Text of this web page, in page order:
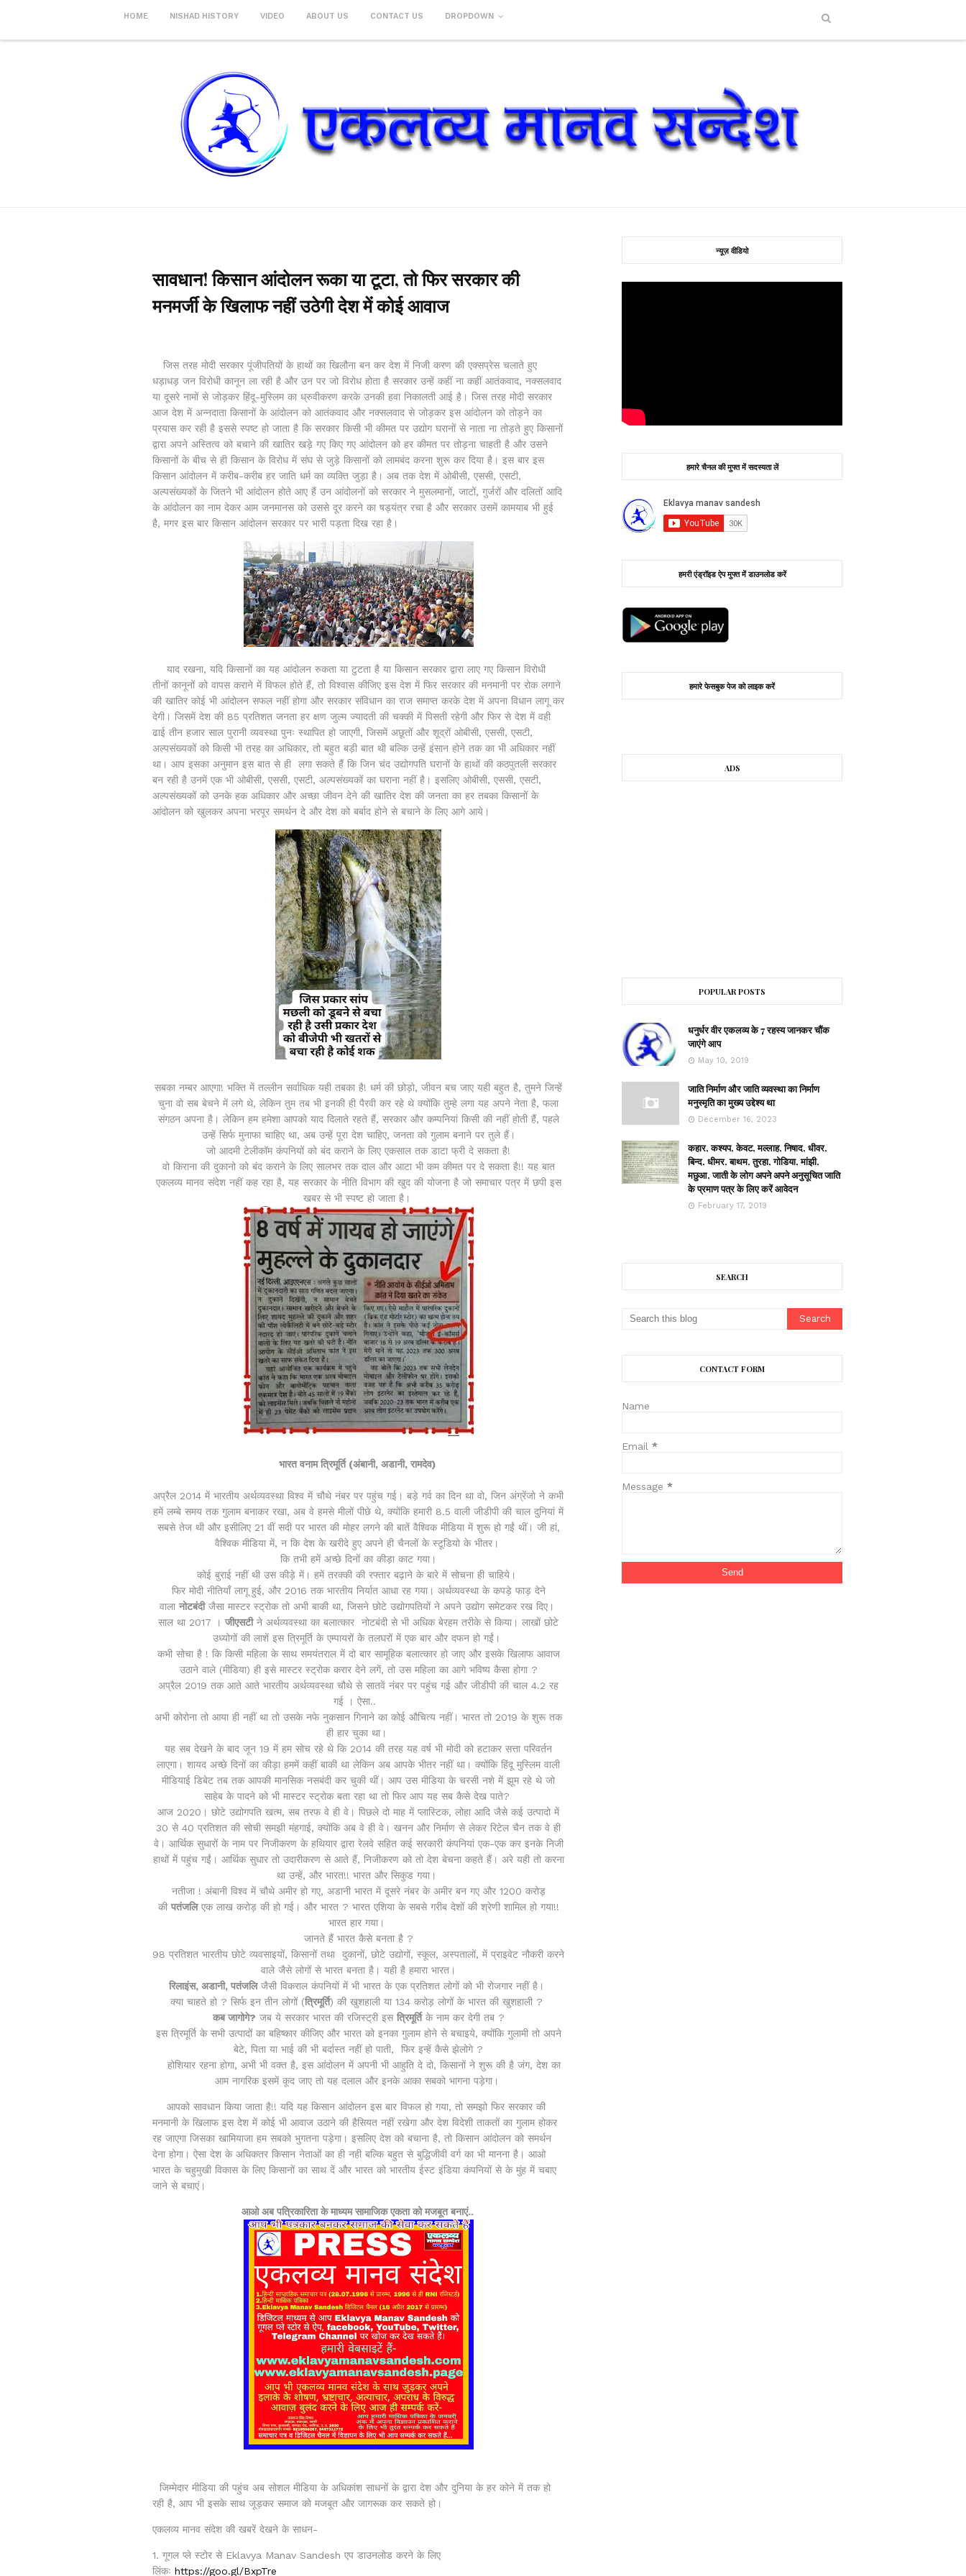
HOME NISHAD HISTORY VIDEO ABOUT US CONTACT US DROPDOWN
सावधान! किसान आंदोलन रूका या टूटा, तो फिर सरकार की
मनमर्जी के खिलाफ नहीं उठेगी देश में कोई आवाज
जिस तरह मोदी सरकार पूंजीपतियों के हाथों का खिलौना बन कर देश में निजी करण की एक्सप्रेस चलाते हुए
धड़ाधड़ जन विरोधी कानून ला रही है और उन पर जो विरोध होता है सरकार उन्हें कहीं ना कहीं आतंकवाद, नक्सलवाद
या दूसरे नामों से जोड़कर हिंदू-मुस्लिम का ध्रुवीकरण करके उनकी हवा निकालती आई है। जिस तरह मोदी सरकार
आज देश में अन्नदाता किसानों के आंदोलन को आतंकवाद और नक्सलवाद से जोड़कर इस आंदोलन को तोड़ने का
प्रयास कर रही है इससे स्पष्ट हो जाता है कि सरकार किसी भी कीमत पर उद्योग घरानों से नाता ना तोड़ते हुए किसानों
द्वारा अपने अस्तित्व को बचाने की खातिर खड़े गए किए गए आंदोलन को हर कीमत पर तोड़ना चाहती है और उसने
किसानों के बीच से ही किसान के विरोध में संघ से जुड़े किसानों को लामबंद करना शुरू कर दिया है। इस बार इस
किसान आंदोलन में करीब-करीब हर जाति धर्म का व्यक्ति जुड़ा है। अब तक देश में ओबीसी, एससी, एसटी,
अल्पसंख्यकों के जितने भी आंदोलन होते आए हैं उन आंदोलनों को सरकार ने मुसलमानों, जाटों, गुर्जरों और दलितों आदि
के आंदोलन का नाम देकर आम जनमानस को उससे दूर करने का षड्यंत्र रचा है और सरकार उसमें कामयाब भी हुई
है, मगर इस बार किसान आंदोलन सरकार पर भारी पड़ता दिख रहा है।
याद रखना, यदि किसानों का यह आंदोलन रुकता या टुटता है या किसान सरकार द्वारा लाए गए किसान विरोधी
तीनों कानूनों को वापस कराने में विफल होते हैं, तो विश्वास कीजिए इस देश में फिर सरकार की मनमानी पर रोक लगाने
की खातिर कोई भी आंदोलन सफल नहीं होगा और सरकार संविधान का राज समाप्त करके देश में अपना विधान लागू कर
देगी। जिसमें देश की 85 प्रतिशत जनता हर क्षण जुल्म ज्यादती की चक्की में पिसती रहेगी और फिर से देश में वही
ढाई तीन हजार साल पुरानी व्यवस्था पुनः स्थापित हो जाएगी, जिसमें अछूतों और शूद्रों ओबीसी, एससी, एसटी,
अल्पसंख्यकों को किसी भी तरह का अधिकार, तो बहुत बड़ी बात थी बल्कि उन्हें इंसान होने तक का भी अधिकार नहीं
था। आप इसका अनुमान इस बात से ही लगा सकते हैं कि जिन चंद उद्योगपति घरानों के हाथों की कठपुतली सरकार
बन रही है उनमें एक भी ओबीसी, एससी, एसटी, अल्पसंख्यकों का घराना नहीं है। इसलिए ओबीसी, एससी, एसटी,
अल्पसंख्यकों को उनके हक अधिकार और अच्छा जीवन देने की खातिर देश की जनता का हर तबका किसानों के
आंदोलन को खुलकर अपना भरपूर समर्थन दे और देश को बर्बाद होने से बचाने के लिए आगे आये।
सबका नम्बर आएगा! भक्ति में तल्लीन सर्वाधिक यही तबका है! धर्म की छोड़ो, जीवन बच जाए यही बहुत है, तुमने जिन्हें
चुना वो सब बेचने में लगे थे, लेकिन तुम तब भी इनकी ही पैरवी कर रहे थे क्योंकि तुम्हे लगा यह अपने नेता है, फला
संगठन अपना है। लेकिन हम हमेशा आपको याद दिलाते रहते हैं, सरकार और कम्पनियां किसी की नहीं होती हैं, पहले
उन्हें सिर्फ मुनाफा चाहिए था, अब उन्हें पूरा देश चाहिए, जनता को गुलाम बनाने पर तुले हैं।
जो आदमी टेलीकॉम कंपनियों को बंद कराने के लिए एकसाल तक डाटा फ्री दे सकता है!
वो किराना की दुकानो को बंद कराने के लिए सालभर तक दाल और आटा भी कम कीमत पर दे सकता है!! यह बात
एकलव्य मानव संदेश नहीं कह रहा है, यह सरकार के नीति विभाग की खुद की योजना है जो समाचार पत्र में छपी इस
खबर से भी स्पष्ट हो जाता है।
भारत वनाम त्रिमूर्ति (अंबानी, अडानी, रामदेव)
अप्रैल 2014 में भारतीय अर्थव्यवस्था विश्व में चौथे नंबर पर पहुंच गई। बड़े गर्व का दिन था वो, जिन अंग्रेंजो ने कभी
हमें लम्बे समय तक गुलाम बनाकर रखा, अब वे हमसे मीलों पीछे थे, क्योंकि हमारी 8.5 वाली जीडीपी की चाल दुनियां में
सबसे तेज थी और इसीलिए 21 वीं सदी पर भारत की मोहर लगने की बातें वैश्विक मीडिया में शुरू हो गईं थीं। जी हां,
वैश्विक मीडिया में, न कि देश के खरीदे हुए अपने ही चैनलों के स्टूडियो के भीतर।
कि तभी हमें अच्छे दिनों का कीड़ा काट गया।
कोई बुराई नहीं थी उस कीड़े में। हमें तरक्की की रफ्तार बढ़ाने के बारे में सोचना ही चाहिये।
फिर मोदी नीतियाँ लागू हुई, और 2016 तक भारतीय निर्यात आधा रह गया। अर्थव्यवस्था के कपड़े फाड़ देने
वाला नोटबंदीजैसा मास्टर स्ट्रोक तो अभी बाकी था, जिसने छोटे उद्योगपतियों ने अपने उद्योग समेटकर रख दिए।
साल था 2017 ।जीएसटीने अर्थव्यवस्था का बलात्कार नोटबंदी से भी अधिक बेरहम तरीके से किया। लाखों छोटे
उध्योगों की लाशें इस त्रिमूर्ति के एम्पायरों के तलघरों में एक बार और दफन हो गईं।
कभी सोचा है ! कि किसी महिला के साथ समयंतराल में दो बार सामूहिक बलात्कार हो जाए और इसके खिलाफ आवाज
उठाने वाले (मीडिया) ही इसे मास्टर स्ट्रोक करार देने लगें, तो उस महिला का आगे भविष्य कैसा होगा ?
अप्रैल 2019 तक आते आते भारतीय अर्थव्यवस्था चौथे से सातवें नंबर पर पहुंच गई और जीडीपी की चाल 4.2 रह
गई । ऐसा..
अभी कोरोना तो आया ही नहीं था तो उसके नफे नुकसान गिनाने का कोई औचित्य नहीं। भारत तो 2019 के शुरू तक
ही हार चुका था।
यह सब देखने के बाद जून 19 में हम सोच रहे थे कि 2014 की तरह यह वर्ष भी मोदी को हटाकर सत्ता परिवर्तन
लाएगा। शायद अच्छे दिनों का कीड़ा हममें कहीं बाकी था लेकिन अब आपके भीतर नहीं था। क्योंकि हिंदू मुस्लिम वाली
मीडियाई डिबेट तब तक आपकी मानसिक नसबंदी कर चुकी थीं। आप उस मीडिया के चरसी नशे में झूम रहे थे जो
साहेब के पादने को भी मास्टर स्ट्रोक बता रहा था तो फिर आप यह सब कैसे देख पाते?
आज 2020। छोटे उद्योगपति खत्म, सब तरफ वे ही वे। पिछले दो माह में प्लास्टिक, लोहा आदि जैसे कई उत्पादो में
30 से 40 प्रतिशत की सोची समझी मंहगाई, क्योंकि अब वे ही वे। खनन और निर्माण से लेकर रिटेल चैन तक वे ही
वे। आर्थिक सुधारों के नाम पर निजीकरण के हथियार द्वारा रेलवे सहित कई सरकारी कंपनियां एक-एक कर इनके निजी
हाथों में पहुंच गईं। आर्थिक सुधार तो उदारीकरण से आते हैं, निजीकरण को तो देश बेचना कहते हैं। अरे यही तो करना
था उन्हें, और भारत!! भारत और सिकुड गया।
नतीजा ! अंबानी विश्व में चौथे अमीर हो गए, अडानी भारत में दूसरे नंबर के अमीर बन गए और 1200 करोड़
की पतंजलिएक लाख करोड़ की हो गई। और भारत ? भारत एशिया के सबसे गरीब देशों की श्रेणी शामिल हो गया!!
भारत हार गया।
जानते हैं भारत कैसे बनता है ?
98 प्रतिशत भारतीय छोटे व्यवसाइयों, किसानों तथा दुकानों, छोटे उद्योगों, स्कूल, अस्पतालों, में प्राइवेट नौकरी करने
वाले जैसे लोगों से भारत बनता है। यही है हमारा भारत।
रिलाइंस, अडानी, पतंजलिजैसी विकराल कंपनियों में भी भारत के एक प्रतिशत लोगों को भी रोजगार नहीं है।
क्या चाहते हो ? सिर्फ इन तीन लोगों (त्रिमूर्ति) की खुशहाली या 134 करोड़ लोगों के भारत की खुशहाली ?
कब जागोगे? जब ये सरकार भारत की रजिस्ट्री इस त्रिमूर्तिके नाम कर देगी तब ?
इस त्रिमूर्ति के सभी उत्पादों का बहिष्कार कीजिए और भारत को इनका गुलाम होने से बचाइये, क्योंकि गुलामी तो अपने
बेटे, पिता या भाई की भी बर्दास्त नहीं हो पाती, फिर इन्हें कैसे झेलोगे ?
होशियार रहना होगा, अभी भी वक्त है, इस आंदोलन में अपनी भी आहुति दे दो, किसानों ने शुरू की है जंग, देश का
आम नागरिक इसमें कूद जाए तो यह दलाल और इनके आका सबको भागना पड़ेगा।
आपको सावधान किया जाता है!! यदि यह किसान आंदोलन इस बार विफल हो गया, तो समझो फिर सरकार की
मनमानी के खिलाफ इस देश में कोई भी आवाज उठाने की हैसियत नहीं रखेगा और देश विदेशी ताकतों का गुलाम होकर
रह जाएगा जिसका खामियाजा हम सबको भुगतना पड़ेगा। इसलिए देश को बचाना है, तो किसान आंदोलन को समर्थन
देना होगा। ऐसा देश के अधिकतर किसान नेताओं का ही नही बल्कि बहुत से बुद्धिजीवी वर्ग का भी मानना है। आओ
भारत के चहुमुखी विकास के लिए किसानों का साथ दें और भारत को भारतीय ईस्ट इंडिया कंपनियों से के मुंह में चबाए
जाने से बचाएं।
आओ अब पत्रिकारिता के माध्यम सामाजिक एकता को मजबूत बनाएं..
जिम्मेदार मीडिया की पहुंच अब सोशल मीडिया के अधिकांश साधनों के द्वारा देश और दुनिया के हर कोने में तक हो
रही है, आप भी इसके साथ जूड़कर समाज को मजबूत और जागरूक कर सकते हो।
एकलव्य मानव संदेश की खबरें देखने के साधन-
1. गूगल प्ले स्टोर से Eklavya Manav Sandesh एप डाउनलोड करने के लिए
लिंकः https://goo.gl/BxpTre
न्यूज़ वीडियो
हमारे चैनल की मुफ्त में सदस्यता लें
हमरी एंड्रॉइड ऐप मुफ्त में डाउनलोड करें
हमारे फेसबुक पेज को लाइक करें
ADS
POPULAR POSTS
धनुर्धर वीर एकलव्य के 7 रहस्य जानकर चौंक
जाएंगे आप
May 10, 2019
जाति निर्माण और जाति व्यवस्था का निर्माण
मनुस्मृति का मुख्य उद्देश्य था
December 16, 2023
कहार, कश्यप, केवट, मल्लाह, निषाद, धीवर,
बिन्द, धीमर, बाथम, तुरहा, गोडिया, मांझी,
मछुआ, जाती के लोग अपने अपने अनुसूचित जाति
के प्रमाण पत्र के लिए करें आवेदन
February 17, 2019
SEARCH
CONTACT FORM
Name
Email*
Message*